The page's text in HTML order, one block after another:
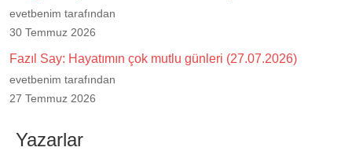
evetbenim tarafından
30 Temmuz 2026
Fazıl Say: Hayatımın çok mutlu günleri (27.07.2026)
evetbenim tarafından
27 Temmuz 2026
Yazarlar